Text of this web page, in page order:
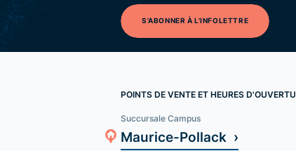
S'ABONNER À L'INFOLETTRE
POINTS DE VENTE ET HEURES
Succursale Campus
Maurice-Pollack ›